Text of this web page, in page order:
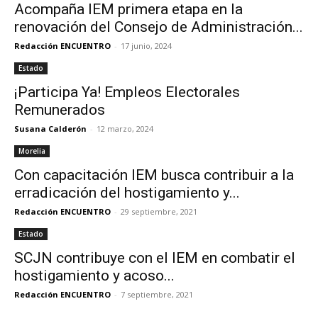
Acompaña IEM primera etapa en la
renovación del Consejo de Administración...
Redacción ENCUENTRO - 17 junio, 2024
Estado
¡Participa Ya! Empleos Electorales
Remunerados
Susana Calderón - 12 marzo, 2024
Morelia
Con capacitación IEM busca contribuir a la
erradicación del hostigamiento y...
Redacción ENCUENTRO - 29 septiembre, 2021
Estado
SCJN contribuye con el IEM en combatir el
hostigamiento y acoso...
Redacción ENCUENTRO - 7 septiembre, 2021